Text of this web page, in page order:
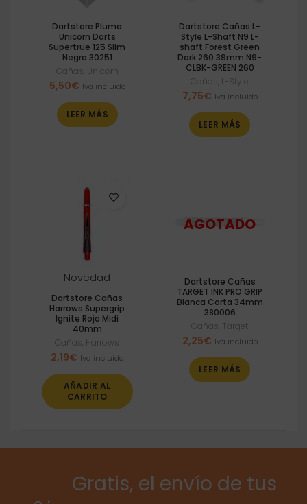
Dartstore Pluma
Unicorn Darts
Supertrue 125 Slim
Negra 30251
Cañas Unicorn
5,50€ Iva incluido
LEER MÁS
Dartstore Cañas L-
Style L-Shaft N9 L-
shaft Forest Green
Dark 260 39mm N9-
CLBK-GREEN 260
Cañas L-Style
7,75€ Iva incluido
LEER MÁS
Novedad
Dartstore Cañas
Harrows Supergrip
Ignite Rojo Midi
40mm
Cañas Harrows
2,19€ Iva incluido
AÑADIR AL
CARRITO
Dartstore Cañas
TARGET INK PRO GRIP
Blanca Corta 34mm
380006
Cañas Target
2,25€ Iva incluido
LEER MÁS
Gratis, el envío de tus